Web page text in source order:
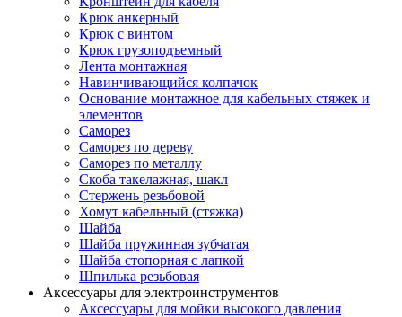
Крюк анкерный
Крюк с винтом
Крюк грузоподъемный
Лента монтажная
Навинчивающийся колпачок
Основание монтажное для кабельных стяжек и
элементов
Саморез
Саморез по дереву
Саморез по металлу
Скоба такелажная, шакл
Стержень резьбовой
Хомут кабельный (стяжка)
Шайба
Шайба пружинная зубчатая
Шайба стопорная с лапкой
Шпилька резьбовая
Аксессуары для электроинструментов
Аксессуары для мойки высокого давления